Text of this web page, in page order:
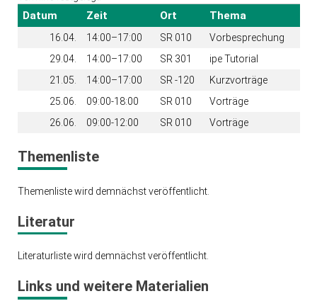
Datum Zeit Ort Thema
16.04. 14:00–17:00 SR 010
Vorbesprechung
29.04.
14:00–17:00 SR 301
ipe Tutorial
21.05.
14:00–17:00 SR -120
Kurzvorträge
25.06.
09:00-18:00 SR 010
Vorträge
26.06.
09:00-12:00 SR 010 Vorträge
Themenliste
Themenliste wird demnächst veröffentlicht.
Literatur
Literaturliste wird demnächst veröffentlicht.
Links und weitere Materialien